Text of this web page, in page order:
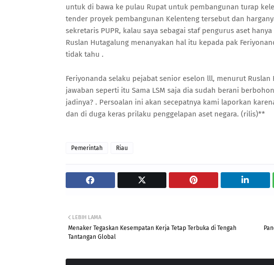
untuk di bawa ke pulau Rupat untuk pembangunan turap
tender proyek pembangunan Kelenteng tersebut dan
sekretaris PUPR, kalau saya sebagai staf pengurus aset
Ruslan Hutagalung menanyakan hal itu kepada pak
tidak tahu .
Feriyonanda selaku pejabat senior eselon lll, menurut
jawaban seperti itu Sama LSM saja dia sudah berani
jadinya? . Persoalan ini akan secepatnya kami laporkan
dan di duga keras prilaku penggelapan aset negara. (rilis)**
Pemerintah Riau
LEBIH LAMA
Menaker Tegaskan Kesempatan Kerja Tetap Terbuka di Tengah
Tantangan Global